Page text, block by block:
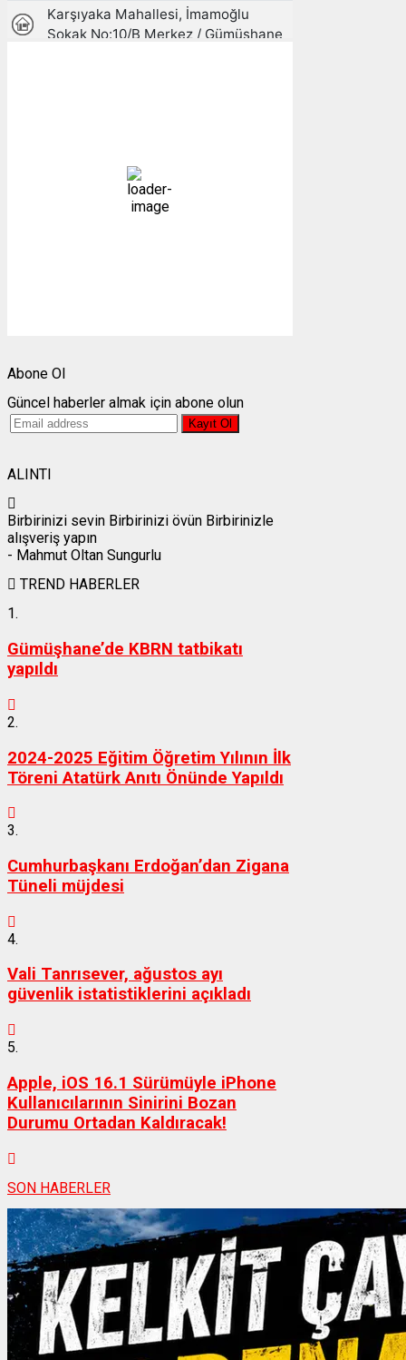
47 %
1009 mb
Abone Ol
Güncel haberler almak için abone olun
ALINTI
Birbirinizi sevin Birbirinizi övün Birbirinizle
alışveriş yapın
- Mahmut Oltan Sungurlu
TREND HABERLER
1.
Gümüşhane’de KBRN tatbikatı
yapıldı
2.
2024-2025 Eğitim Öğretim Yılının İlk
Töreni Atatürk Anıtı Önünde Yapıldı
3.
Cumhurbaşkanı Erdoğan’dan Zigana
Tüneli müjdesi
4.
Vali Tanrısever, ağustos ayı
güvenlik istatistiklerini açıkladı
5.
Apple, iOS 16.1 Sürümüyle iPhone
Kullanıcılarının Sinirini Bozan
Durumu Ortadan Kaldıracak!
SON HABERLER